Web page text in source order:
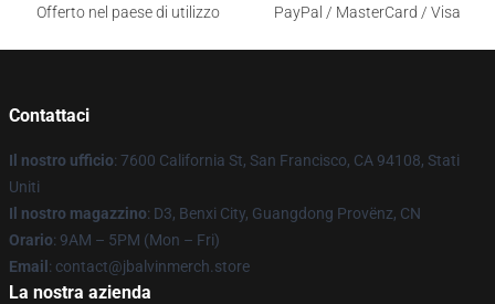
Offerto nel paese di utilizzo
PayPal / MasterCard / Visa
Contattaci
Il nostro ufficio: 7600 California St, San Francisco, CA 94108, Stati
Uniti
Il nostro magazzino: D3, Benxi City, Guangdong Provënz, CN
Orario: 9AM – 5PM (Mon – Fri)
Email : contact@jbalvinmerch.store
La nostra azienda